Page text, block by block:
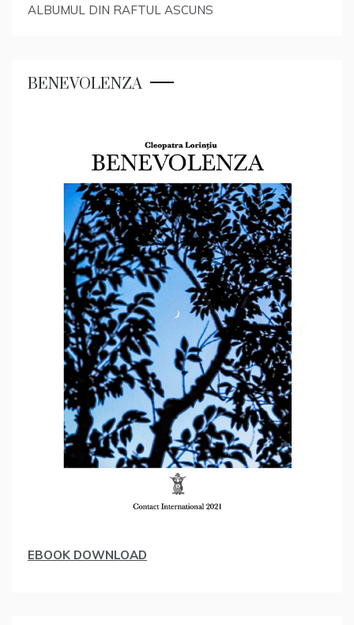
ALBUMUL DIN RAFTUL ASCUNS
BENEVOLENZA
EBOOK DOWNLOAD